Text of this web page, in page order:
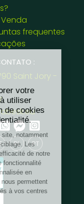
frequentes
:
Saint Jory -
PL PT